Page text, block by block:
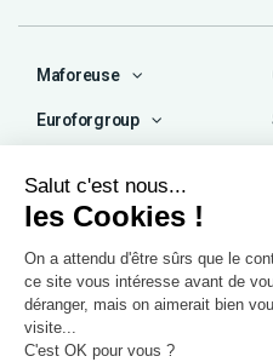
Maforeuse
Euroforgroup
Siège
Chassieu
55 rue